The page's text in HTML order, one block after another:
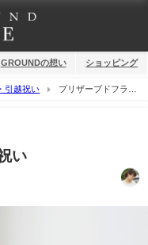
GROUNDの想い ショッピング
引越祝い
プリザーブドフラワ
い